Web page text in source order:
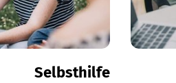
Selbsthilfe